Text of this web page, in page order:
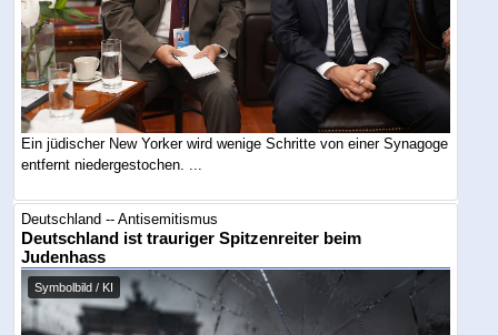
Ein jüdischer New Yorker wird wenige Schritte von einer Synagoge
entfernt niedergestochen. ...
Deutschland -- Antisemitismus
Deutschland ist trauriger Spitzenreiter beim
Judenhass
Symbolbild / KI